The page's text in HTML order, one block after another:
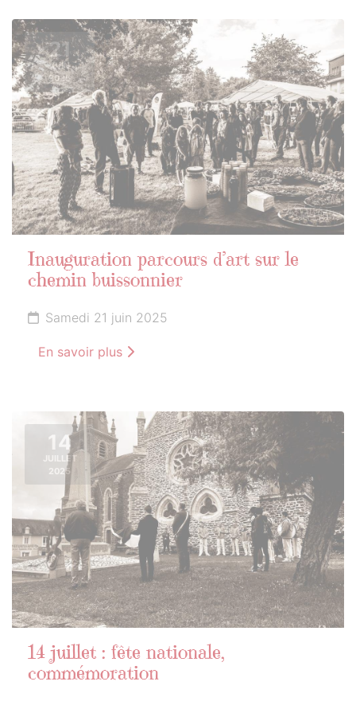
21
JUIN
2025
Inauguration parcours d’art sur le
chemin buissonnier
Samedi 21 juin 2025
En savoir plus
14
JUILLET
2025
14 juillet : fête nationale,
commémoration